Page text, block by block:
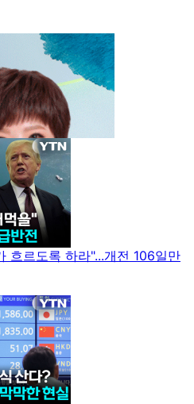
흐르도록 하라"...개전 106일만